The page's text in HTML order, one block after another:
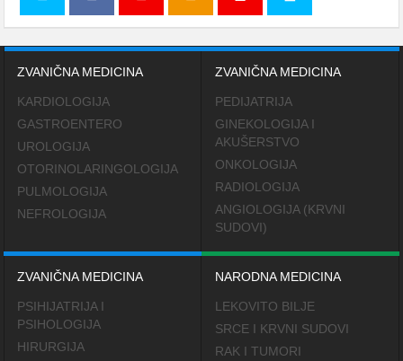
ZVANIČNA MEDICINA
KARDIOLOGIJA
GASTROENTERO
UROLOGIJA
OTORINOLARINGOLOGIJA
PULMOLOGIJA
NEFROLOGIJA
ZVANIČNA MEDICINA
PEDIJATRIJA
GINEKOLOGIJA I
AKUŠERSTVO
ONKOLOGIJA
RADIOLOGIJA
ANGIOLOGIJA (KRVNI
SUDOVI)
ZVANIČNA MEDICINA
PSIHIJATRIJA I
PSIHOLOGIJA
HIRURGIJA
NARODNA MEDICINA
LEKOVITO BILJE
SRCE I KRVNI SUDOVI
RAK I TUMORI